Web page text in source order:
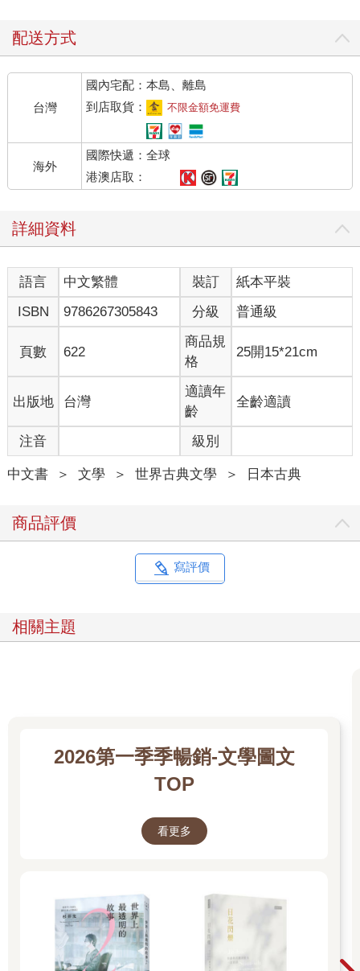
配送方式
台灣
國內宅配：本島、離島
到店取貨：
不限金額免運費
海外
國際快遞：全球
港澳店取：
詳細資料
語言 中文繁體 裝訂
紙本平裝
ISBN
9786267305843 分級 普通級
頁數 622
商品規
格
25開15*21cm
出版地 台灣
適讀年
齡
全齡適讀
注音 級別
中文書 ＞ 文學 ＞ 世界古典文學 ＞ 日本古典
商品評價
寫評價
相關主題
2026第一季季暢銷-文學圖文
TOP
看更多